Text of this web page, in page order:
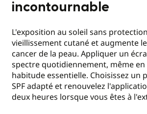
incontournable
L'exposition au soleil sans
vieillissement cutané et augmente
cancer de la peau. Appliquer un
spectre quotidiennement, même en
habitude essentielle. Choisissez un
SPF adapté et renouvelez
deux heures lorsque vous êtes à